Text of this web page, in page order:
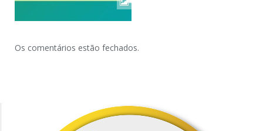
Os comentários estão fechados.